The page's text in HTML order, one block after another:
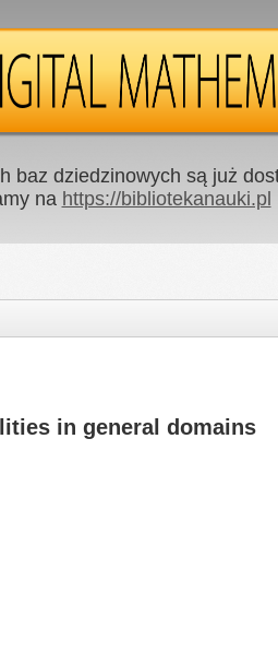
baz dziedzinowych są już
na https://bibliotekanauki.pl
in general domains